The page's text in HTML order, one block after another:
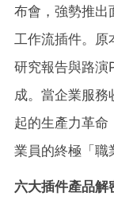
布會，強勢推
工作流插件。原
研究報告與路演
成。當企業服
起的生產力革命
業員的終極「職
六大插件產品解